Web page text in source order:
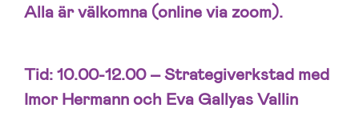
Alla är välkomna (online via zoom).
Tid: 10.00-12.00 –Strategiverkstad med
Imor Hermann och Eva Gallyas Vallin